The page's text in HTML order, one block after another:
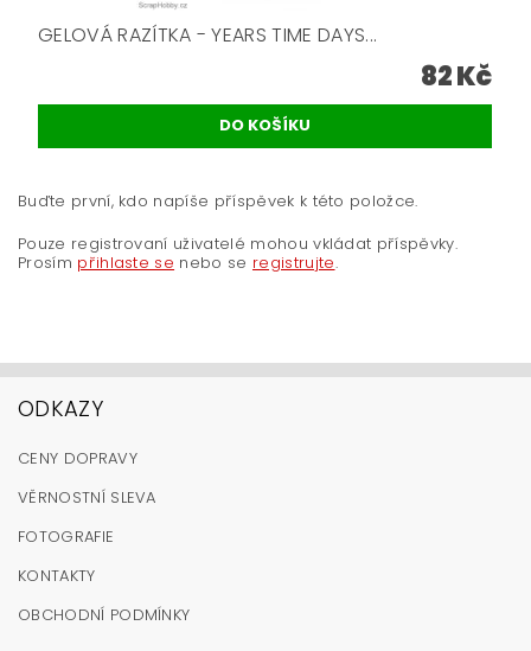
GELOVÁ RAZÍTKA - YEARS TIME DAYS...
82 Kč
Buďte první, kdo napíše příspěvek k této položce.
Pouze registrovaní uživatelé mohou vkládat příspěvky.
Prosím přihlaste se nebo se registrujte.
ODKAZY
CENY DOPRAVY
VĚRNOSTNÍ SLEVA
FOTOGRAFIE
KONTAKTY
OBCHODNÍ PODMÍNKY